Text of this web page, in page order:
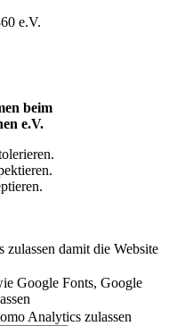
e.V.
beim
e.V.
damit die Website
Google Fonts, Google
Analytics zulassen